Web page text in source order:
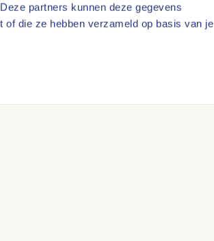
partners kunnen deze gegevens
die ze hebben verzameld op basis van je